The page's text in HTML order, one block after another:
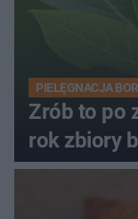
PIELĘGNACJA
Zrób to po
rok zbiory